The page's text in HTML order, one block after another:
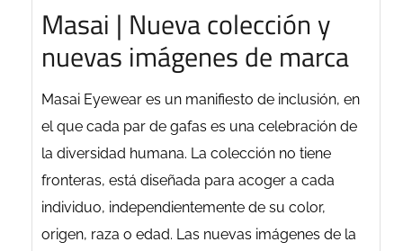
Masai | Nueva colección y
nuevas imágenes de marca
Masai Eyewear es un manifiesto de inclusión, en
el que cada par de gafas es una celebración de
la diversidad humana. La colección no tiene
fronteras, está diseñada para acoger a cada
individuo, independientemente de su color,
origen, raza o edad. Las nuevas imágenes de la